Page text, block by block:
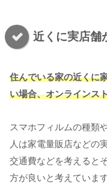
近くに実店舗
住んでいる家の近くに
い場合、オンラインス
スマホフィルムの種類
人は家電量販店などの
交通費などを考えると
方が良いと考えています